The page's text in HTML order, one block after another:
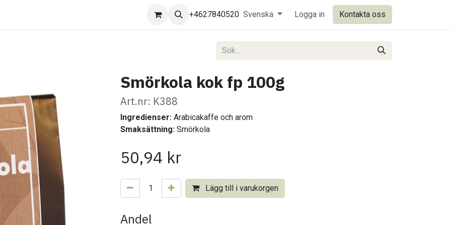
+4627840520 Svenska Logga in Kontakta oss
Smörkola kok fp 100g
Art.nr: K388
Ingredienser: Arabicakaffe och arom
Smaksättning: Smörkola
50,94 kr
Lägg till i varukorgen
Andel